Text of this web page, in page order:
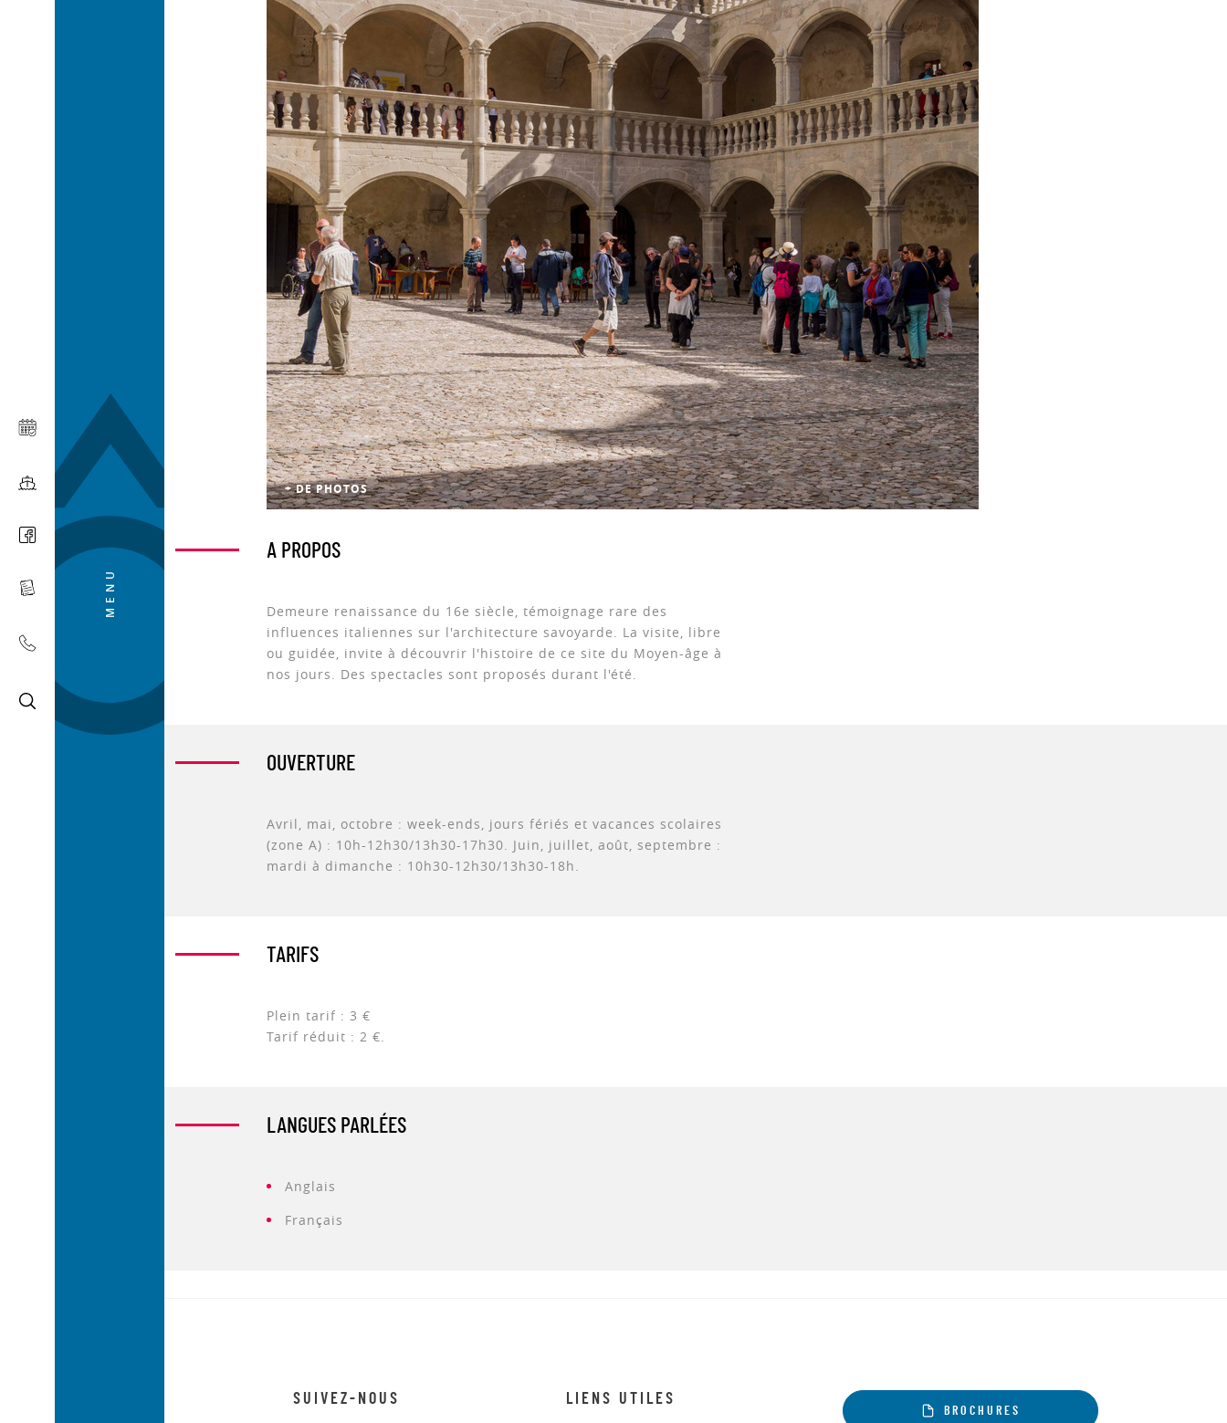
MENU
+ DE PHOTOS
A PROPOS
Demeure renaissance du 16e siècle, témoignage rare des
influences italiennes sur l'architecture savoyarde. La visite, libre
ou guidée, invite à découvrir l'histoire de ce site du Moyen-âge à
nos jours. Des spectacles sont proposés durant l'été.
OUVERTURE
Avril, mai, octobre : week-ends, jours fériés et vacances scolaires
(zone A) : 10h-12h30/13h30-17h30. Juin, juillet, août, septembre :
mardi à dimanche : 10h30-12h30/13h30-18h.
TARIFS
Plein tarif : 3 €
Tarif réduit : 2 €.
LANGUES PARLÉES
Anglais
Français
SUIVEZ-NOUS LIENS UTILES
BROCHURES